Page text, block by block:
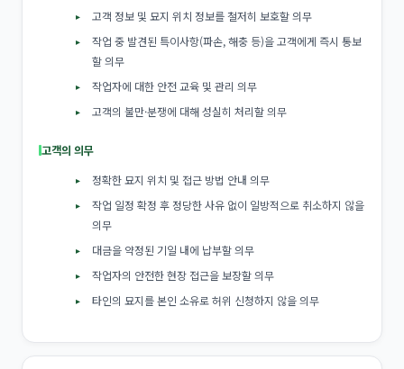
고객 정보 및 묘지 위치 정보를 철저히 보호할 의무
작업 중 발견된 특이사항(파손, 해충 등)을 고객에게 즉시 통보
할 의무
작업자에 대한 안전 교육 및 관리 의무
고객의 불만·분쟁에 대해 성실히 처리할 의무
고객의 의무
정확한 묘지 위치 및 접근 방법 안내 의무
작업 일정 확정 후 정당한 사유 없이 일방적으로 취소하지 않을
의무
대금을 약정된 기일 내에 납부할 의무
작업자의 안전한 현장 접근을 보장할 의무
타인의 묘지를 본인 소유로 허위 신청하지 않을 의무